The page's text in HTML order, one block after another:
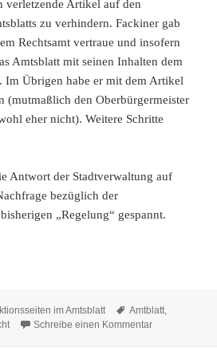
verletzende Artikel auf den
zu verhindern. Fackiner gab
Rechtsamt vertraue und insofern
Amtsblatt mit seinen Inhalten dem
Im Übrigen habe er mit dem Artikel
(mutmaßlich den Oberbürgermeister
eher nicht). Weitere Schritte
Antwort der Stadtverwaltung auf
bezüglich der
„Regelung“ gespannt.
im Amtsblatt Schlagwörter
Amtblatt,
Schreibe einen Kommentarzu Bunte